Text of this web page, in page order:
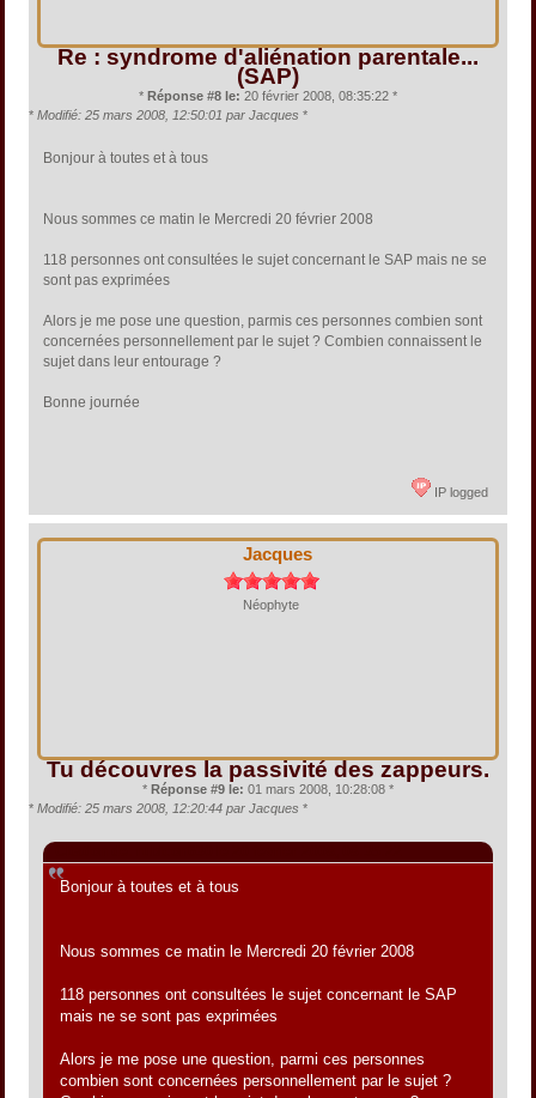
Re : syndrome d'aliénation parentale...
(SAP)
* Réponse #8 le: 20 février 2008, 08:35:22 *
* Modifié: 25 mars 2008, 12:50:01 par Jacques *
Bonjour à toutes et à tous
Nous sommes ce matin le Mercredi 20 février 2008
118 personnes ont consultées le sujet concernant le SAP mais ne se
sont pas exprimées
Alors je me pose une question, parmis ces personnes combien sont
concernées personnellement par le sujet ? Combien connaissent le
sujet dans leur entourage ?
Bonne journée
IP logged
Jacques
Néophyte
Tu découvres la passivité des zappeurs.
* Réponse #9 le: 01 mars 2008, 10:28:08 *
* Modifié: 25 mars 2008, 12:20:44 par Jacques *
Bonjour à toutes et à tous
Nous sommes ce matin le Mercredi 20 février 2008
118 personnes ont consultées le sujet concernant le SAP
mais ne se sont pas exprimées
Alors je me pose une question, parmi ces personnes
combien sont concernées personnellement par le sujet ?